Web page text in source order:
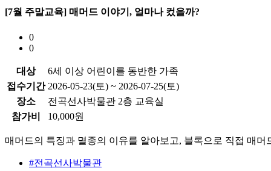
[7월 주말교육] 매머드 이야기, 얼마나 컸을까?
0
0
대상
6세 이상 어린이를 동반한 가족
접수기간 2026-05-23(토) ~ 2026-07-25(토)
장소
전곡선사박물관 2층 교육실
참가비
10,000원
매머드의 특징과 멸종의 이유를 알아보고, 블록으로 직접 매머
#전곡선사박물관